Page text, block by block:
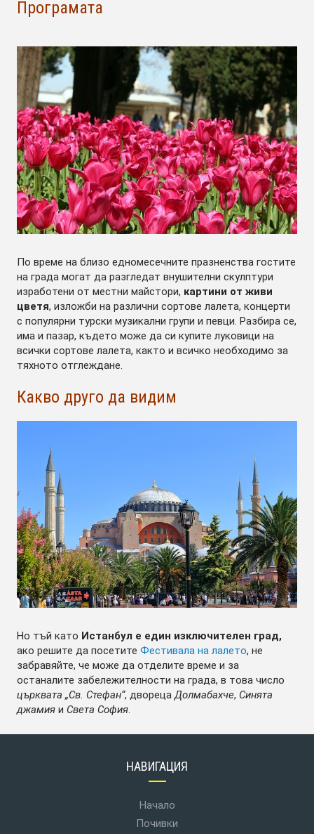
Програмата
По време на близо едномесечните празненства гостите
на града могат да разгледат внушителни скулптури
изработени от местни майстори, картини от живи
цветя, изложби на различни сортове лалета, концерти
с популярни турски музикални групи и певци. Разбира се,
има и пазар, където може да си купите луковици на
всички сортове лалета, както и всичко необходимо за
тяхното отглеждане.
Какво друго да видим
Но тъй като Истанбул е един изключителен град,
ако решите да посетите Фестивала на лалето, не
забравяйте, че може да отделите време и за
останалите забележителности на града, в това число
църквата „Св. Стефан“, дворецаДолмабахче, Синята
джамия и Света София.
НАВИГАЦИЯ
Начало
Почивки